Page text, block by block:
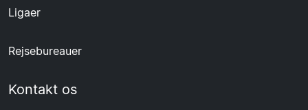
Ligaer
Rejsebureauer
Kontakt os